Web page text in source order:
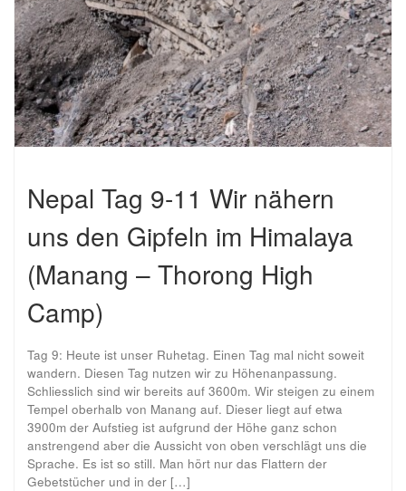
Nepal Tag 9-11 Wir nähern
uns den Gipfeln im Himalaya
(Manang – Thorong High
Camp)
Tag 9: Heute ist unser Ruhetag. Einen Tag mal nicht soweit
wandern. Diesen Tag nutzen wir zu Höhenanpassung.
Schliesslich sind wir bereits auf 3600m. Wir steigen zu einem
Tempel oberhalb von Manang auf. Dieser liegt auf etwa
3900m der Aufstieg ist aufgrund der Höhe ganz schon
anstrengend aber die Aussicht von oben verschlägt uns die
Sprache. Es ist so still. Man hört nur das Flattern der
Gebetstücher und in der […]